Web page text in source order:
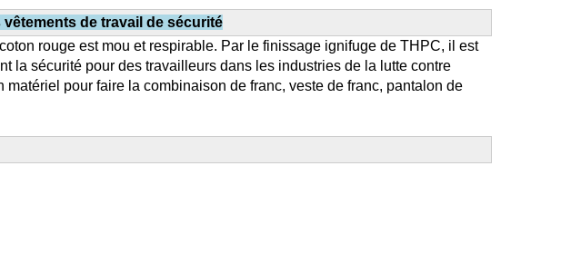
de travail de sécurité
rouge est mou et respirable. Par le finissage ignifuge de THPC, il est
la sécurité pour des travailleurs dans les industries de la lutte contre
pour faire la combinaison de franc, veste de franc, pantalon de